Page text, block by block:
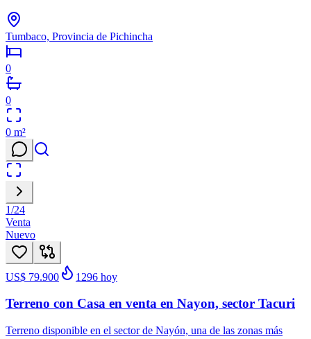
Tumbaco, Provincia de Pichincha
0
0
0 m²
1/24
Venta
Nuevo
US$ 79.900 1296 hoy
Terreno con Casa en venta en Nayon, sector Tacuri
Terreno disponible en el sector de Nayón, una de las zonas más